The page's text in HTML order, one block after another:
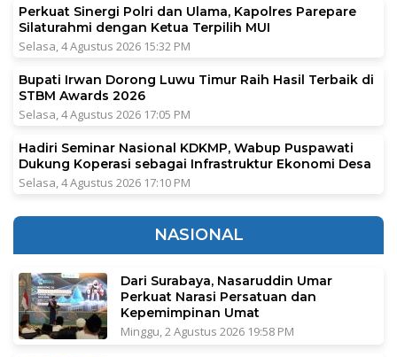
Perkuat Sinergi Polri dan Ulama, Kapolres Parepare
Silaturahmi dengan Ketua Terpilih MUI
Selasa, 4 Agustus 2026 15:32 PM
Bupati Irwan Dorong Luwu Timur Raih Hasil Terbaik di
STBM Awards 2026
Selasa, 4 Agustus 2026 17:05 PM
Hadiri Seminar Nasional KDKMP, Wabup Puspawati
Dukung Koperasi sebagai Infrastruktur Ekonomi Desa
Selasa, 4 Agustus 2026 17:10 PM
NASIONAL
Dari Surabaya, Nasaruddin Umar
Perkuat Narasi Persatuan dan
Kepemimpinan Umat
Minggu, 2 Agustus 2026 19:58 PM